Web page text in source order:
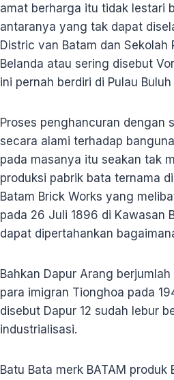
amat berharga itu tidak lestari
antaranya yang tak dapat
Distric van Batam dan Sekolah
Belanda atau sering disebut
ini pernah berdiri di Pulau
Proses penghancuran dengan
secara alami terhadap
pada masanya itu seakan tak
produksi pabrik bata ternama
Batam Brick Works yang
pada 26 Juli 1896 di Kawasan
dapat dipertahankan
Bahkan Dapur Arang
para imigran Tionghoa pada
disebut Dapur 12 sudah lebur
industrialisasi.
Batu Bata merk BATAM produk